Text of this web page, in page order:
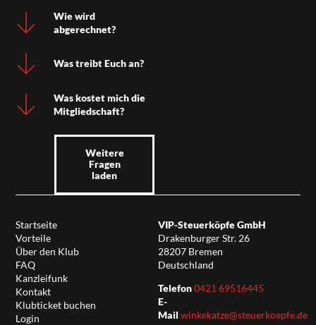
Wie wird
abgerechnet?
Was treibt Euch an?
Was kostet mich die
Mitgliedschaft?
Weitere
Fragen
laden
Startseite
Vorteile
Über den Klub
FAQ
Kanzleifunk
Kontakt
Klubticket buchen
Login
VIP-Steuerköpfe GmbH
Drakenburger Str. 26
28207 Bremen
Deutschland
Telefon0421 69516445
E-
Mail winkekatze@steuerkoepfe.de